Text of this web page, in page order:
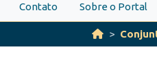
Contato Sobre o Portal